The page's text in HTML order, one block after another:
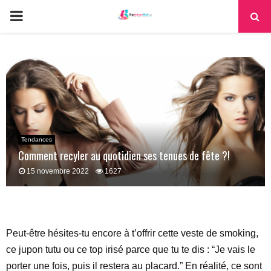
PRIMARY
Tendances
Comment recyler au quotidien ses tenues de fête ?!
15 novembre 2022 1627
Peut-être hésites-tu encore à t’offrir cette veste de smoking,
ce jupon tutu ou ce top irisé parce que tu te dis : “Je vais le
porter une fois, puis il restera au placard.” En réalité, ce sont